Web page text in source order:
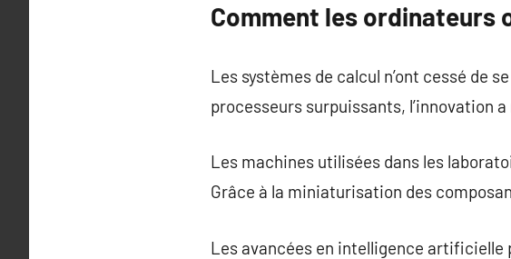
Comment les ordinateurs
Les systèmes de calcul n’ont cessé de
processeurs surpuissants, l’innovation
Les machines utilisées dans les
Grâce à la miniaturisation des
Les avancées en intelligence